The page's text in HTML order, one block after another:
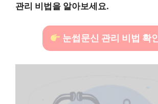
관리 비법을 알아보세요.
눈썹문신 관리 비법 확